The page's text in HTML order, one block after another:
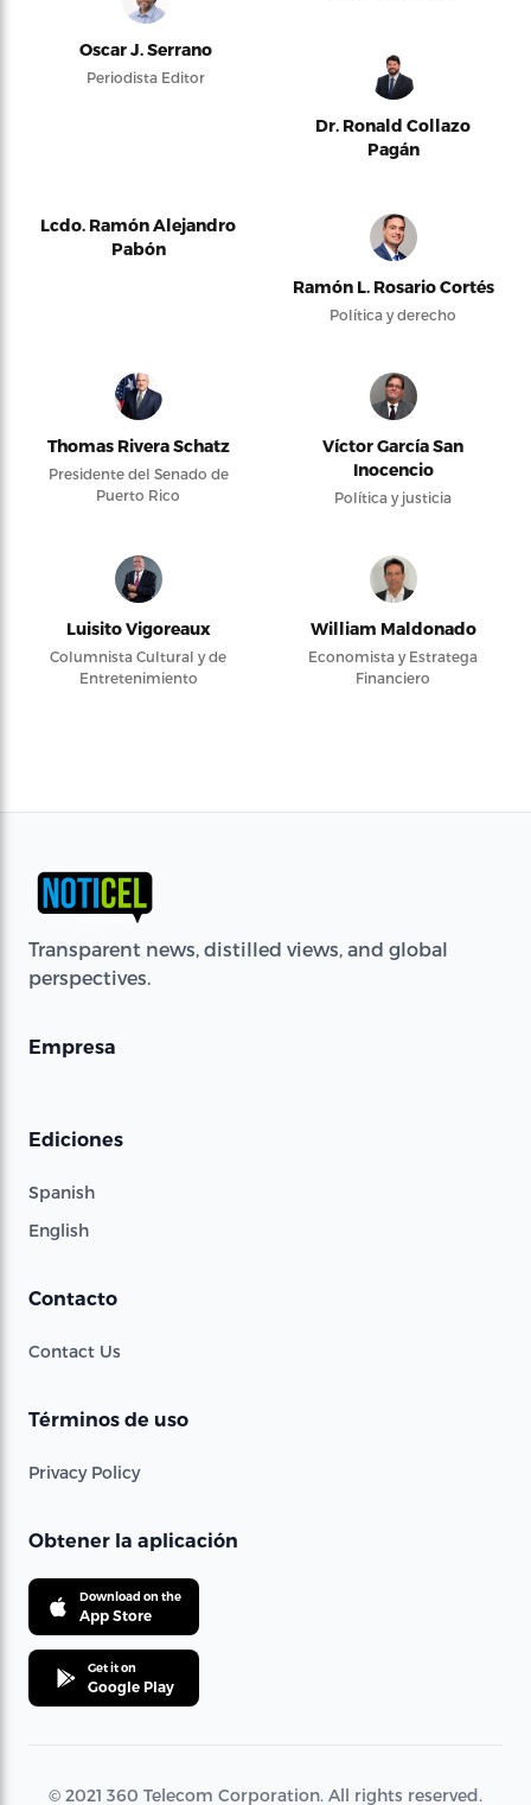
Oscar J. Serrano
Periodista Editor
Dr. Ronald Collazo
Pagán
Lcdo. Ramón Alejandro
Pabón
Ramón L. Rosario Cortés
Política y derecho
Thomas Rivera Schatz
Presidente del Senado de
Puerto Rico
Víctor García San
Inocencio
Política y justicia
Luisito Vigoreaux
Columnista Cultural y de
Entretenimiento
William Maldonado
Economista y Estratega
Financiero
Transparent news, distilled views, and global
perspectives.
Empresa
Ediciones
Spanish
English
Contacto
Contact Us
Términos de uso
Privacy Policy
Obtener la aplicación
Download on the
App Store
Get it on
Google Play
© 2021 360 Telecom Corporation. All rights reserved.